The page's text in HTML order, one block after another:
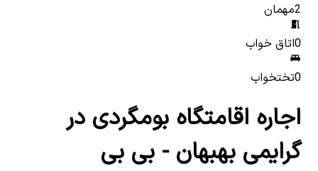
2مهمان
0اتاق خواب
0تختخواب
اجاره اقامتگاه بومگردی در
گرایمی بهبهان - بی بی